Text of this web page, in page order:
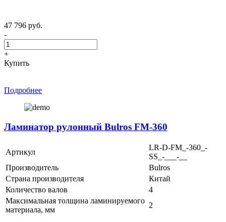
47 796 руб.
-
+
Купить
Подробнее
Ламинатор рулонный Bulros FM-360
Артикул
LR-D-FM_-360_-
SS_-___-__
Производитель
Bulros
Страна производителя
Китай
Количество валов
4
Максимальная толщина ламинируемого
материала, мм
2